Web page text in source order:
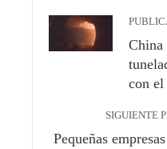
China
con
SIGUIENTE
Pequeñas